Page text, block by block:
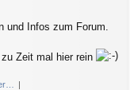
und Infos zum Forum.
Zeit mal hier rein